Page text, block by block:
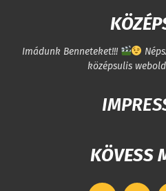
Imádunk Benneteket!!!
középsulis
KÖVESS